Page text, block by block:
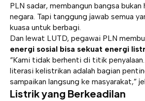
PLN sadar, membangun bangsa bukan
negara. Tapi tanggung jawab semua
kuasa untuk berbagi.
Dan lewat LUTD, pegawai PLN
energi sosial bisa sekuat energi
“Kami tidak berhenti di titik
literasi kelistrikan adalah bagian
sampaikan langsung ke masyarakat,”
Listrik yang Berkeadilan